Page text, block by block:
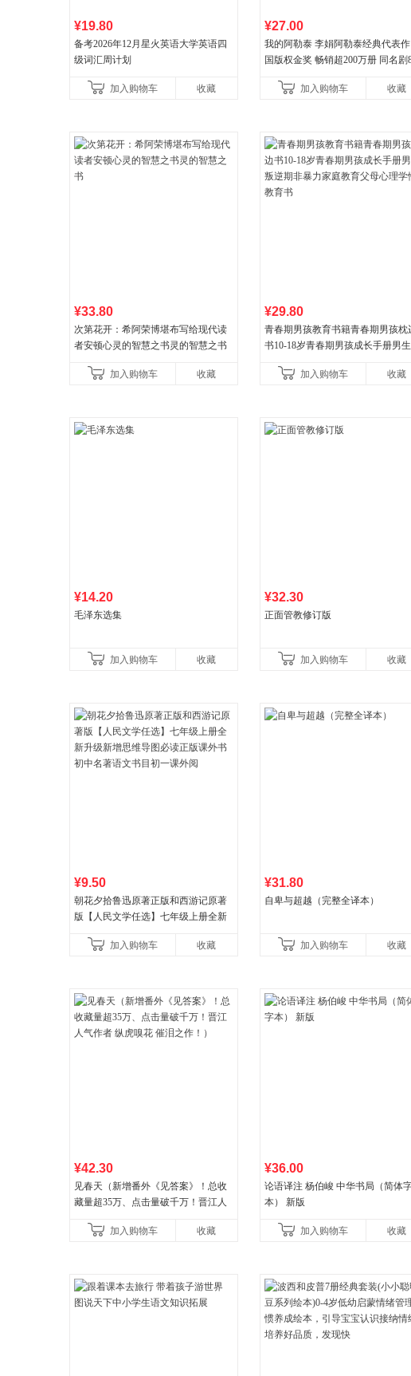
¥19.80
备考2026年12月星火英语大学英语四
级词汇周计划
加入购物车 收藏
¥27.00
我的阿勒泰 李娟阿勒泰经典代表作
国版权金奖 畅销超200万册 同名剧
加入购物车
收藏
¥33.80
次第花开：希阿荣博堪布写给现代读
者安顿心灵的智慧之书灵的智慧之书
加入购物车 收藏
¥29.80
青春期男孩教育书籍青春期男孩枕
书10-18岁青春期男孩成长手册男
育书
加入购物车 收藏
¥14.20
毛泽东选集
加入购物车 收藏
¥32.30
正面管教修订版
加入购物车 收藏
¥9.50
朝花夕拾鲁迅原著正版和西游记原著
版【人民文学任选】七年级上册全新
中名著语文书目初一课外阅
加入购物车 收藏
¥31.80
自卑与超越（完整全译本）
加入购物车 收藏
¥42.30
见春天（新增番外《见答案》！总收
藏量超35万、点击量破千万！晋江人
加入购物车
收藏
¥36.00
论语译注 杨伯峻 中华书局（简体
本） 新版
加入购物车 收藏